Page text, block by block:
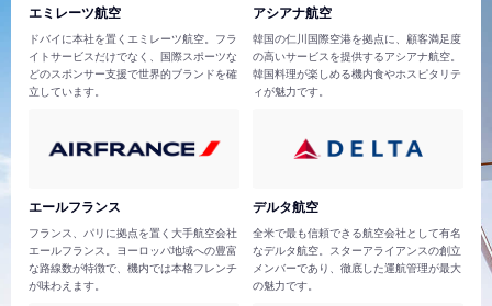
エミレーツ航空
ドバイに本社を置くエミレーツ航空。フラ
イトサービスだけでなく、国際スポーツな
どのスポンサー支援で世界的ブランドを確
立しています。
アシアナ航空
韓国の仁川国際空港を拠点に、顧客満足度
の高いサービスを提供するアシアナ航空。
韓国料理が楽しめる機内食やホスピタリテ
ィが魅力です。
エールフランス
フランス、パリに拠点を置く大手航空会社
エールフランス。ヨーロッパ地域への豊富
な路線数が特徴で、機内では本格フレンチ
が味わえます。
デルタ航空
全米で最も信頼できる航空会社として有名
なデルタ航空。スターアライアンスの創立
メンバーであり、徹底した運航管理が最大
の魅力です。